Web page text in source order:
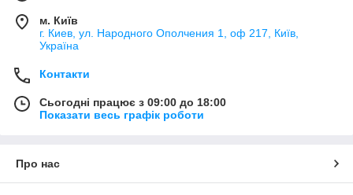
м. Київ
г. Киев, ул. Народного Ополчения 1, оф 217, Київ,
Україна
Контакти
Сьогодні працює з 09:00 до 18:00
Показати весь графік роботи
Про нас